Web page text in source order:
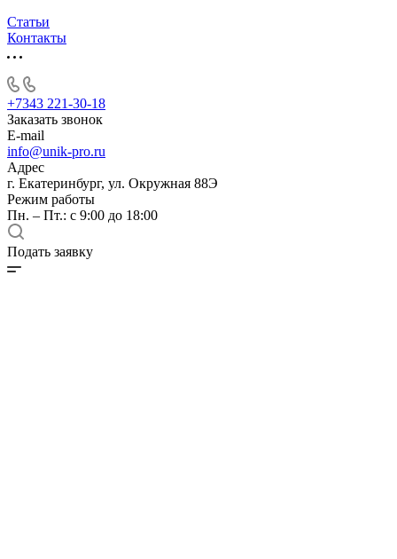
Статьи
Контакты
+7343 221-30-18
Заказать звонок
E-mail
info@unik-pro.ru
Адрес
г. Екатеринбург, ул. Окружная 88Э
Режим работы
Пн. – Пт.: с 9:00 до 18:00
Подать заявку